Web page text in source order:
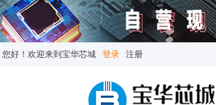
您好！欢迎来到宝华芯城 登录 注册